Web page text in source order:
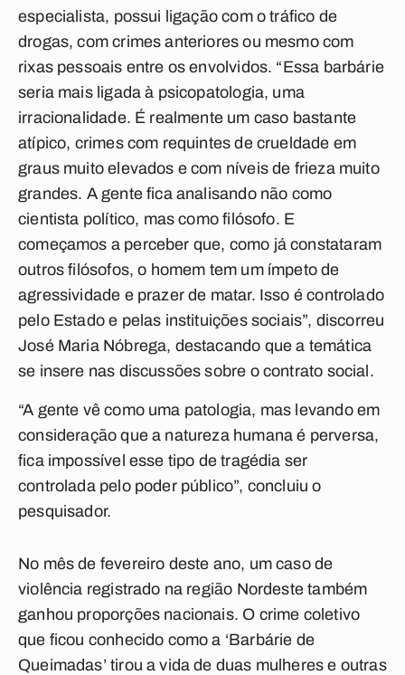
especialista, possui ligação com o tráfico de
drogas, com crimes anteriores ou mesmo com
rixas pessoais entre os envolvidos. “Essa barbárie
seria mais ligada à psicopatologia, uma
irracionalidade. É realmente um caso bastante
atípico, crimes com requintes de crueldade em
graus muito elevados e com níveis de frieza muito
grandes. A gente fica analisando não como
cientista político, mas como filósofo. E
começamos a perceber que, como já constataram
outros filósofos, o homem tem um ímpeto de
agressividade e prazer de matar. Isso é controlado
pelo Estado e pelas instituições sociais”, discorreu
José Maria Nóbrega, destacando que a temática
se insere nas discussões sobre o contrato social.
“A gente vê como uma patologia, mas levando em
consideração que a natureza humana é perversa,
fica impossível esse tipo de tragédia ser
controlada pelo poder público”, concluiu o
pesquisador.
No mês de fevereiro deste ano, um caso de
violência registrado na região Nordeste também
ganhou proporções nacionais. O crime coletivo
que ficou conhecido como a ‘Barbárie de
Queimadas’ tirou a vida de duas mulheres e outras